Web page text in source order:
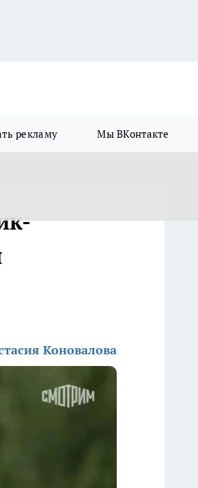
рекламу Мы ВКонтакте
Коновалова